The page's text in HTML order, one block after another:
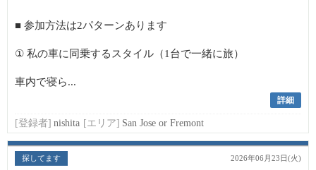
■ 参加方法は2パターンあります
① 私の車に同乗するスタイル（1台で一緒に旅）
車内で寝ら...
詳細
[登録者] nishita [エリア] San Jose or Fremont
探してます 2026年06月23日(火)